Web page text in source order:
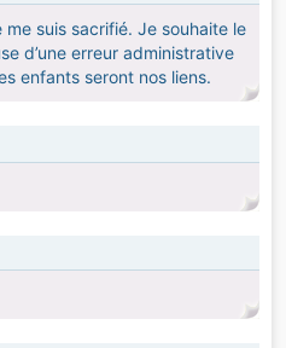
me suis sacrifié. Je souhaite le
d’une erreur administrative
enfants seront nos liens.